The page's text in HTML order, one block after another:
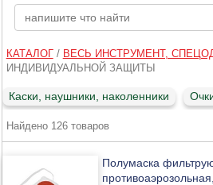
КАТАЛОГ/ ВЕСЬ ИНСТРУМЕНТ,
ИНДИВИДУАЛЬНОЙ ЗАЩИТЫ
Каски, наушники, наколенники
Найдено 126 товаров
Полумаска